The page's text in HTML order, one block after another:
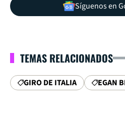
Síguenos en
TEMAS RELACIONADOS
GIRO DE ITALIA EGAN